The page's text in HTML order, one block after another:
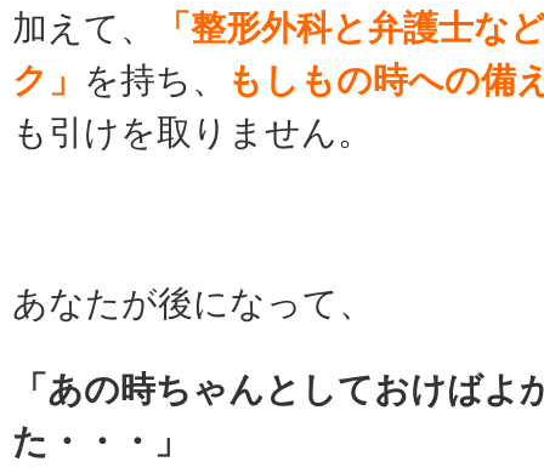
加えて、
「整形外科と弁護士な
ク」 を持ち、
もしもの時への備
も引けを取りません。
あなたが後になって、
「あの時ちゃんとしておけばよ
た・・・」